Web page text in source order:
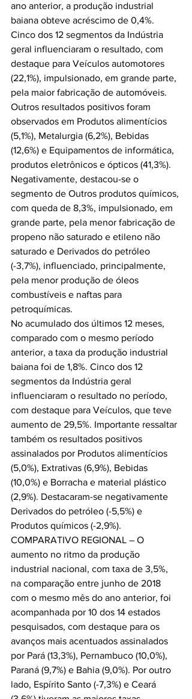
ano anterior, a produção industrial
baiana obteve acréscimo de 0,4%.
Cinco dos 12 segmentos da Indústria
geral influenciaram o resultado, com
destaque para Veículos automotores
(22,1%), impulsionado, em grande parte,
pela maior fabricação de automóveis.
Outros resultados positivos foram
observados em Produtos alimentícios
(5,1%), Metalurgia (6,2%), Bebidas
(12,6%) e Equipamentos de informática,
produtos eletrônicos e ópticos (41,3%).
Negativamente, destacou-se o
segmento de Outros produtos químicos,
com queda de 8,3%, impulsionado, em
grande parte, pela menor fabricação de
propeno não saturado e etileno não
saturado e Derivados do petróleo
(-3,7%), influenciado, principalmente,
pela menor produção de óleos
combustíveis e naftas para
petroquímicas.
No acumulado dos últimos 12 meses,
comparado com o mesmo período
anterior, a taxa da produção industrial
baiana foi de 1,8%. Cinco dos 12
segmentos da Indústria geral
influenciaram o resultado no período,
com destaque para Veículos, que teve
aumento de 29,5%. Importante ressaltar
também os resultados positivos
assinalados por Produtos alimentícios
(5,0%), Extrativas (6,9%), Bebidas
(10,0%) e Borracha e material plástico
(2,9%). Destacaram-se negativamente
Derivados do petróleo (-5,5%) e
Produtos químicos (-2,9%).
COMPARATIVO REGIONAL – O
aumento no ritmo da produção
industrial nacional, com taxa de 3,5%,
na comparação entre junho de 2018
com o mesmo mês do ano anterior, foi
acompanhada por 10 dos 14 estados
pesquisados, com destaque para os
avanços mais acentuados assinalados
por Pará (13,3%), Pernambuco (10,0%),
Paraná (9,7%) e Bahia (9,0%). Por outro
lado, Espírito Santo (-7,3%) e Ceará